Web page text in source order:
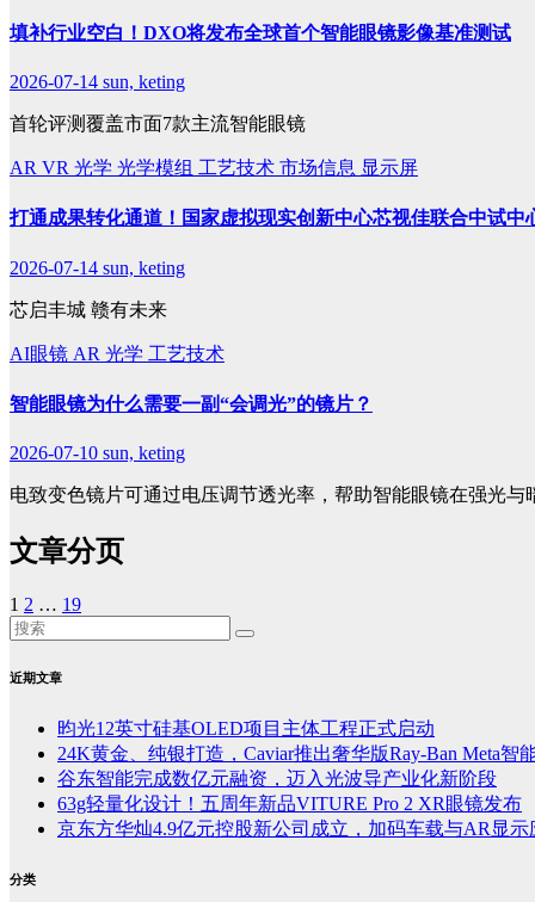
填补行业空白！DXO将发布全球首个智能眼镜影像基准测试
2026-07-14 sun, keting
首轮评测覆盖市面7款主流智能眼镜
AR VR 光学 光学模组 工艺技术 市场信息 显示屏
打通成果转化通道！国家虚拟现实创新中心芯视佳联合中试中
2026-07-14 sun, keting
芯启丰城 赣有未来
AI眼镜 AR 光学 工艺技术
智能眼镜为什么需要一副“会调光”的镜片？
2026-07-10 sun, keting
电致变色镜片可通过电压调节透光率，帮助智能眼镜在强光
文章分页
1 2 … 19
近期文章
昀光12英寸硅基OLED项目主体工程正式启动
24K黄金、纯银打造，Caviar推出奢华版Ray-Ban Meta智
谷东智能完成数亿元融资，迈入光波导产业化新阶段
63g轻量化设计！五周年新品VITURE Pro 2 XR眼镜发布
京东方华灿4.9亿元控股新公司成立，加码车载与AR显示
分类